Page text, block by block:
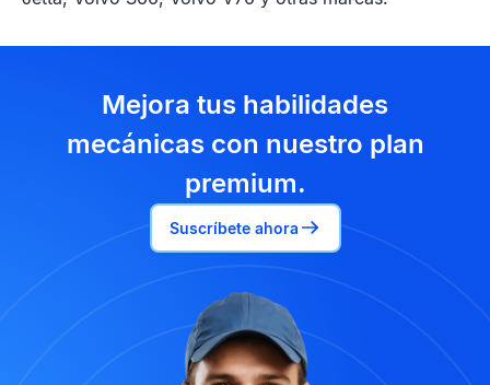
Mejora tus habilidades
mecánicas con nuestro plan
premium.
Suscríbete ahora